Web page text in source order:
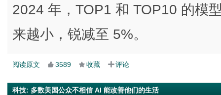
2024 年，TOP1 和 TOP10 的模
来越小，锐减至 5%。
阅读原文 3589 收藏 评论
科技: 多数美国公众不相信 AI 能改善他们的生活